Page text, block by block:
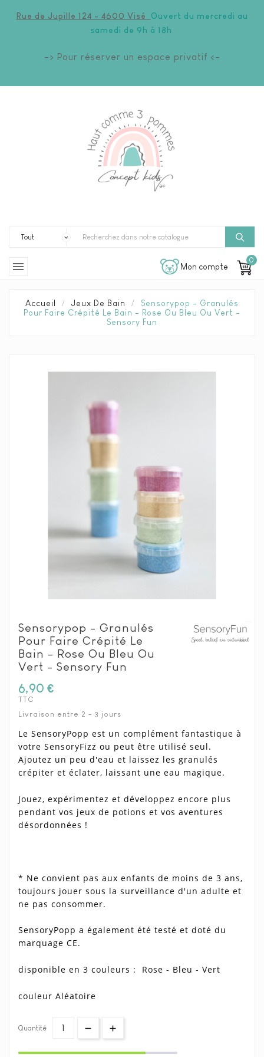
Rue de Jupille 124 - 4600 Visé Ouvert du mercredi au
samedi de 9h à 18h
-> Pour réserver un espace privatif <-
 Mon compte
0
Accueil Jeux De Bain
Sensorypop - Granulés
Pour Faire Crépité Le Bain - Rose Ou Bleu Ou Vert -
Sensory Fun
Sensorypop - Granulés
Pour Faire Crépité Le
Bain - Rose Ou Bleu Ou
Vert - Sensory Fun
6,90 €
TTC
Livraison entre 2 - 3 jours
Le SensoryPopp est un complément fantastique à
votre SensoryFizz ou peut être utilisé seul.
Ajoutez un peu d'eau et laissez les granulés
crépiter et éclater, laissant une eau magique.
Jouez, expérimentez et développez encore plus
pendant vos jeux de potions et vos aventures
désordonnées !
* Ne convient pas aux enfants de moins de 3 ans,
toujours jouer sous la surveillance d'un adulte et
ne pas consommer.
SensoryPopp a également été testé et doté du
marquage CE.
disponible en 3 couleurs : Rose - Bleu - Vert
couleur Aléatoire
Quantité